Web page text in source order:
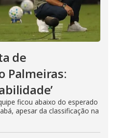
de
Palmeiras:
ficou abaixo do esperado
apesar da classificação na